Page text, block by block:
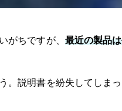
がちですが、 最近の製品
。説明書を紛失してしまっ